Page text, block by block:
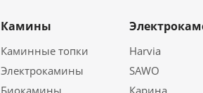
Камины
Каминные топки
Электрокамины
Биокамины
Harvia
SAWO
Карина